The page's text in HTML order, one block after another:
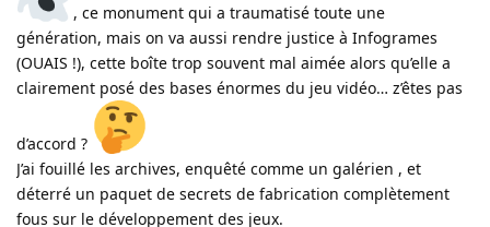
, ce monument qui a traumatisé toute une
génération, mais on va aussi rendre justice à Infogrames
(OUAIS !), cette boîte trop souvent mal aimée alors qu’elle a
clairement posé des bases énormes du jeu vidéo… z’êtes pas
d’accord ?
J’ai fouillé les archives, enquêté comme un galérien , et
déterré un paquet de secrets de fabrication complètement
fous sur le développement des jeux.